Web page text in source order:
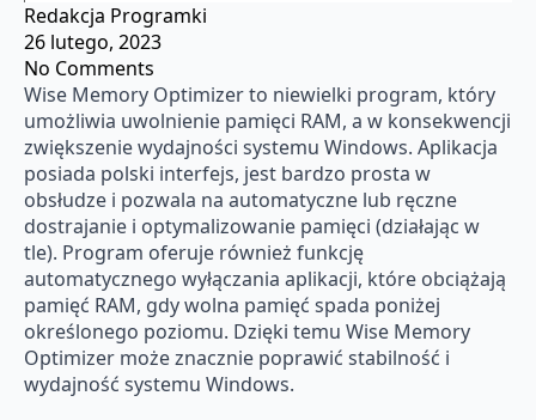
Redakcja Programki
26 lutego, 2023
No Comments
Wise Memory Optimizer to niewielki program, który
umożliwia uwolnienie pamięci RAM, a w konsekwencji
zwiększenie wydajności systemu Windows. Aplikacja
posiada polski interfejs, jest bardzo prosta w
obsłudze i pozwala na automatyczne lub ręczne
dostrajanie i optymalizowanie pamięci (działając w
tle). Program oferuje również funkcję
automatycznego wyłączania aplikacji, które obciążają
pamięć RAM, gdy wolna pamięć spada poniżej
określonego poziomu. Dzięki temu Wise Memory
Optimizer może znacznie poprawić stabilność i
wydajność systemu Windows.